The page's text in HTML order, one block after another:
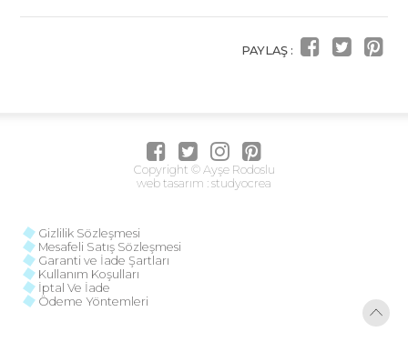
PAYLAŞ :
Copyright © Ayşe Rodoslu
web tasarım : studyocrea
Gizlilik Sözleşmesi
Mesafeli Satış Sözleşmesi
Garanti ve İade Şartları
Kullanım Koşulları
İptal Ve İade
Ödeme Yöntemleri